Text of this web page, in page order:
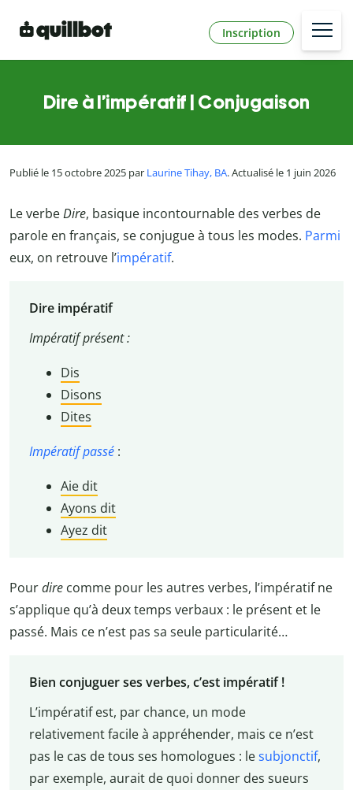
Inscription
Dire à l’impératif | Conjugaison
Publié le 15 octobre 2025 par Laurine Tihay, BA. Actualisé le 1 juin 2026
Le verbeDire, basique incontournable des verbes de
parole en français, se conjugue à tous les modes. Parmi
eux, on retrouve l’impératif.
Dire impératif
Impératif présent :
Dis
Disons
Dites
Impératif passé:
Aie dit
Ayons dit
Ayez dit
Pourdire comme pour les autres verbes, l’impératif ne
s’applique qu’à deux temps verbaux : le présent et le
passé. Mais ce n’est pas sa seule particularité…
Bien conjuguer ses verbes, c’est impératif !
L’impératif est, par chance, un mode
relativement facile à appréhender, mais ce n’est
pas le cas de tous ses homologues : lesubjonctif,
par exemple, aurait de quoi donner des sueurs